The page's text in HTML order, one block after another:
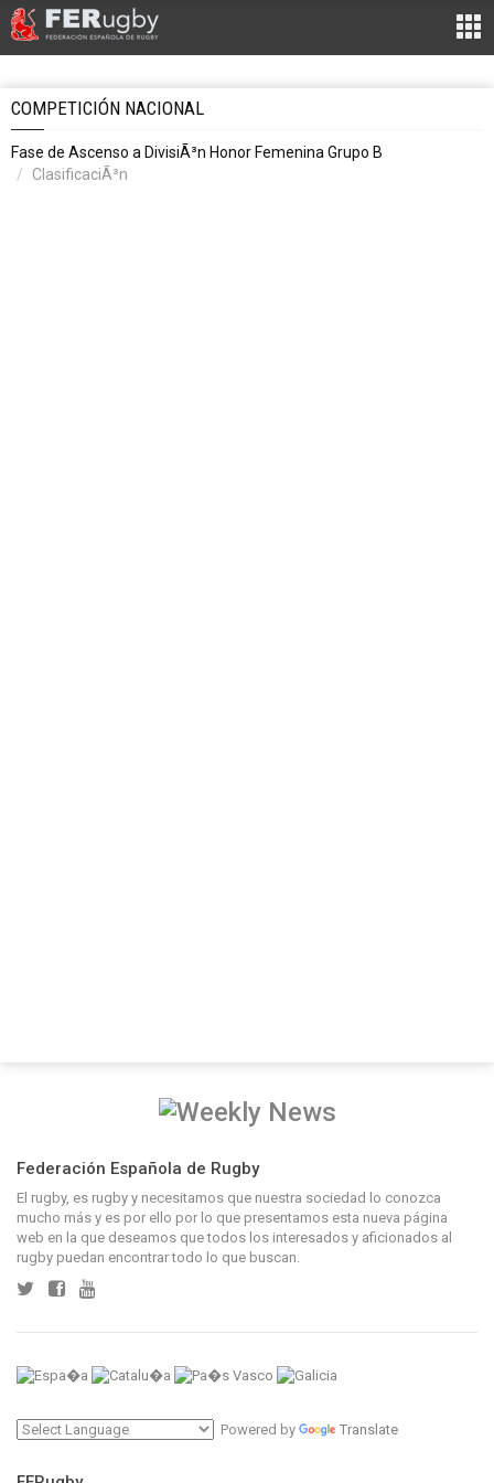
COMPETICIÓN NACIONAL
Fase de Ascenso a DivisiÃ³n Honor Femenina Grupo B
ClasificaciÃ³n
Federación Española de Rugby
El rugby, es rugby y necesitamos que nuestra sociedad lo conozca
mucho más y es por ello por lo que presentamos esta nueva página
web en la que deseamos que todos los interesados y aficionados al
rugby puedan encontrar todo lo que buscan.
Powered by Translate